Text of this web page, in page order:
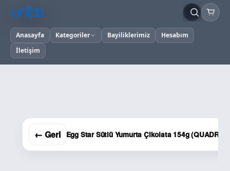
Anasayfa Kategoriler Bayiliklerimiz
Hesabım
İletişim
← Geri Egg Star Sütlü Yumurta Çikolata 154g (QUADRO